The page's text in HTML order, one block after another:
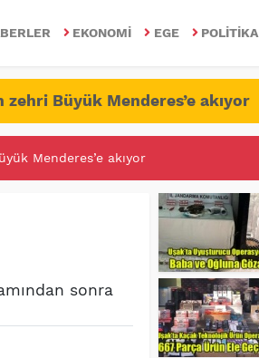
EKONOMI EGE POLITIKA
Büyük Menderes’e akıyor
MÜCADELE!
sonra